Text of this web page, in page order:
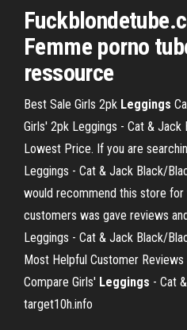
Femme porno
ressource
Best Sale Girls 2pk Leggings
Girls' 2pk Leggings - Cat & Jack
Lowest Price. If you are
Leggings - Cat & Jack Black/
would recommend this store for
customers was gave reviews
Leggings - Cat & Jack Black/
Most Helpful Customer Reviews
Compare Girls' Leggings - Cat &
target10h.info